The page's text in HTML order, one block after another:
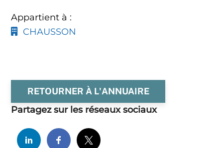
Appartient à :
CHAUSSON
RETOURNER À L'ANNUAIRE
Partagez sur les réseaux sociaux